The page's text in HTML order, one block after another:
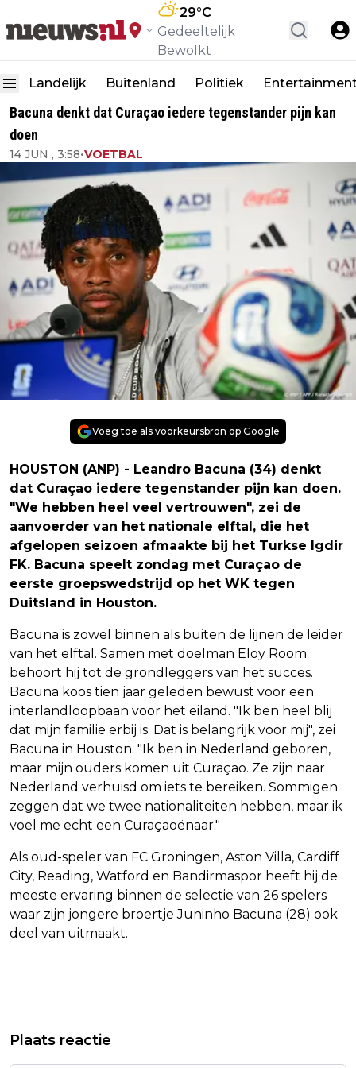
29°C
Gedeeltelijk
Bewolkt
Landelijk Buitenland Politiek
Bacuna denkt dat Curaçao iedere tegenstander pijn kan
doen
14 JUN , 3:58•VOETBAL
Voeg toe als voorkeursbron op Google
HOUSTON (ANP) - Leandro Bacuna (34) denkt
dat Curaçao iedere tegenstander pijn kan doen.
"We hebben heel veel vertrouwen", zei de
aanvoerder van het nationale elftal, die het
afgelopen seizoen afmaakte bij het Turkse Igdir
FK. Bacuna speelt zondag met Curaçao de
eerste groepswedstrijd op het WK tegen
Duitsland in Houston.
Bacuna is zowel binnen als buiten de lijnen de leider
van het elftal. Samen met doelman Eloy Room
behoort hij tot de grondleggers van het succes.
Bacuna koos tien jaar geleden bewust voor een
interlandloopbaan voor het eiland. "Ik ben heel blij
dat mijn familie erbij is. Dat is belangrijk voor mij", zei
Bacuna in Houston. "Ik ben in Nederland geboren,
maar mijn ouders komen uit Curaçao. Ze zijn naar
Nederland verhuisd om iets te bereiken. Sommigen
zeggen dat we twee nationaliteiten hebben, maar ik
voel me echt een Curaçaoënaar."
Als oud-speler van FC Groningen, Aston Villa, Cardiff
City, Reading, Watford en Bandirmaspor heeft hij de
meeste ervaring binnen de selectie van 26 spelers
waar zijn jongere broertje Juninho Bacuna (28) ook
deel van uitmaakt.
RUIMTES OP VELD BENUTTEN TEGEN
SCHOTLAND NA KLEINE ZEGE OP
Plaats reactie